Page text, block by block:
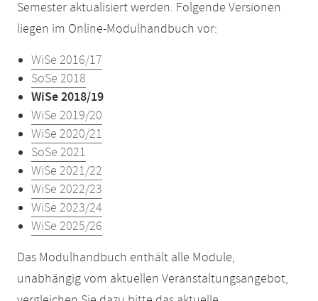
Semester aktualisiert werden. Folgende Versionen
liegen im Online-Modulhandbuch vor:
WiSe 2016/17
SoSe 2018
WiSe 2018/19
WiSe 2019/20
WiSe 2020/21
SoSe 2021
WiSe 2021/22
WiSe 2022/23
WiSe 2023/24
WiSe 2025/26
Das Modulhandbuch enthält alle Module,
unabhängig vom aktuellen Veranstaltungsangebot,